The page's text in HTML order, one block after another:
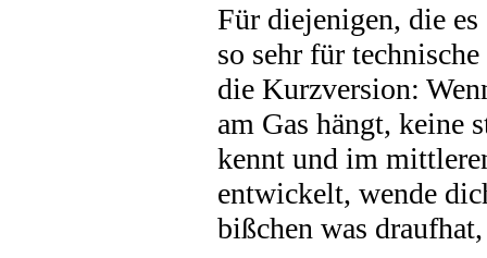
Für diejenigen, die
so sehr für
die Kurzversion:
am Gas hängt, keine
kennt und im
entwickelt, wende
bißchen was